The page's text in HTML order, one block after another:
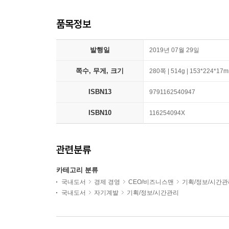
품목정보
발행일 2019년 07월 29일
쪽수, 무게, 크기 280쪽 | 514g |
ISBN13 9791162540947
ISBN10 116254094X
관련분류
카테고리 분류
국내도서 경제 경영 CEO/비즈니스맨
기획/정보/시간
국내도서
자기계발 기획/정보/시간관리